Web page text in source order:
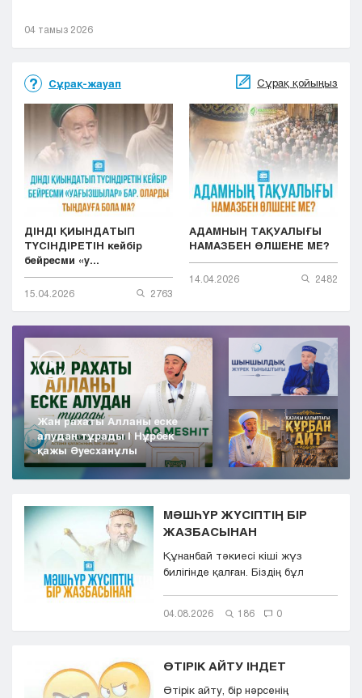
04 тамыз 2026
Сұрақ-жауап Сұрақ қойыңыз
ДІНДІ ҚИЫНДАТЫП
ТҮСІНДІРЕТІН кейбір
бейресми «у...
15.04.2026 2763
АДАМНЫҢ ТАҚУАЛЫҒЫ
НАМАЗБЕН ӨЛШЕНЕ МЕ?
14.04.2026 2482
Жан рахаты Алланы еске
алудан тұрады | Нұрбек
қажы Әуесханұлы
МӘШҺҮР ЖҮСІПТІҢ БІР
ЖАЗБАСЫНАН
Құнанбай тәкиесі кіші жүз
билігінде қалған. Біздің бұл
04.08.2026 186 0
ӨТІРІК АЙТУ ІНДЕТ
Өтірік айту, бір нәрсенің